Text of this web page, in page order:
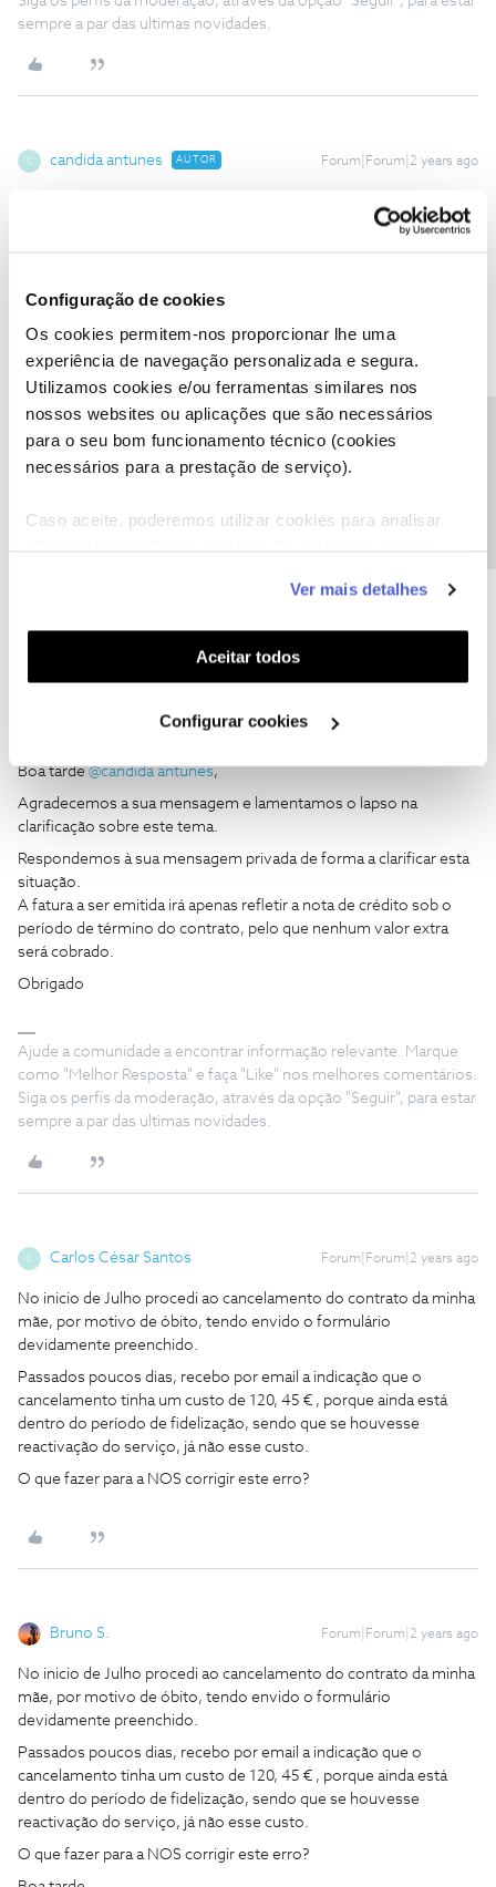
Configuração de cookies
Os cookies permitem-nos proporcionar lhe uma
experiência de navegação personalizada e segura.
Utilizamos cookies e/ou ferramentas similares nos
nossos websites ou aplicações que são necessários
para o seu bom funcionamento técnico (cookies
necessários para a prestação de serviço).
Caso aceite, poderemos utilizar cookies para analisar
funcionalidades (cookies de personalização e
funcionalidade) e adaptar anúncios aos seus interesses
(cookies de publicidade personalizada). Pode gerir a
utilização dos cookies clicando em "Configurar
Ver mais detalhes
Aceitar todos
Configurar cookies
sempre a par das ultimas novidades.
C candida antunes AUTOR Forum|Forum|2 years ago
Uma vez que a fatura emitida compreende o período de faturação
entre 23 de janeiro e 22 de fevereiro, será ainda emitida uma nova
Estamos disponíveis para ajudar. Fale connosco, se surgirem mais
questões.
Obrigada,
Sofia S. ‘’
não deve existir lugar a mais nenhum tipo de cobrança. Agradeço
Forum|Forum|2 years ago
Boa tarde @candida antunes,
Agradecemos a sua mensagem e lamentamos o lapso na
clarificação sobre este tema.
Respondemos à sua mensagem privada de forma a clarificar esta
situação.
A fatura a ser emitida irá apenas refletir a nota de crédito sob o
período de término do contrato, pelo que nenhum valor extra
será cobrado.
Obrigado
Ajude a comunidade a encontrar informação relevante. Marque
como "Melhor Resposta" e faça "Like" nos melhores comentários.
Siga os perfis da moderação, através da opção "Seguir", para estar
sempre a par das ultimas novidades.
C Carlos César Santos Forum|Forum|2 years ago
No inicio de Julho procedi ao cancelamento do contrato da minha
mãe, por motivo de óbito, tendo envido o formulário
devidamente preenchido.
Passados poucos dias, recebo por email a indicação que o
cancelamento tinha um custo de 120, 45 € , porque ainda está
dentro do período de fidelização, sendo que se houvesse
reactivação do serviço, já não esse custo.
O que fazer para a NOS corrigir este erro?
Bruno S. Forum|Forum|2 years ago
No inicio de Julho procedi ao cancelamento do contrato da minha
mãe, por motivo de óbito, tendo envido o formulário
devidamente preenchido.
Passados poucos dias, recebo por email a indicação que o
cancelamento tinha um custo de 120, 45 € , porque ainda está
dentro do período de fidelização, sendo que se houvesse
reactivação do serviço, já não esse custo.
O que fazer para a NOS corrigir este erro?